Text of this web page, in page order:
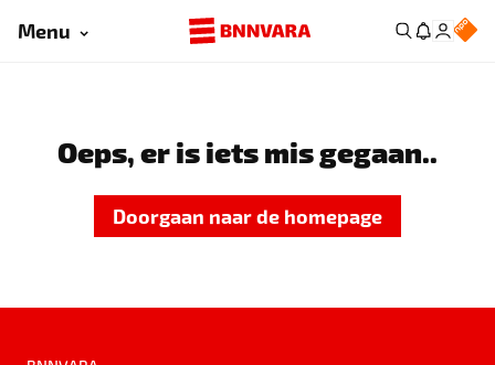
Menu
Oeps, er is iets mis gegaan..
Doorgaan naar de homepage